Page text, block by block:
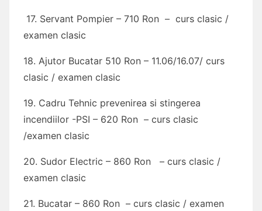
17. Servant Pompier – 710 Ron – curs clasic /
examen clasic
18. Ajutor Bucatar 510 Ron – 11.06/16.07/ curs
clasic / examen clasic
19. Cadru Tehnic prevenirea si stingerea
incendiilor -PSI – 620 Ron – curs clasic
/examen clasic
20. Sudor Electric – 860 Ron – curs clasic /
examen clasic
21. Bucatar – 860 Ron – curs clasic / examen